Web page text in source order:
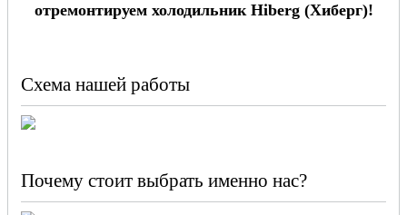
отремонтируем холодильник Hiberg (Хиберг)!
Схема нашей работы
Почему стоит выбрать именно нас?